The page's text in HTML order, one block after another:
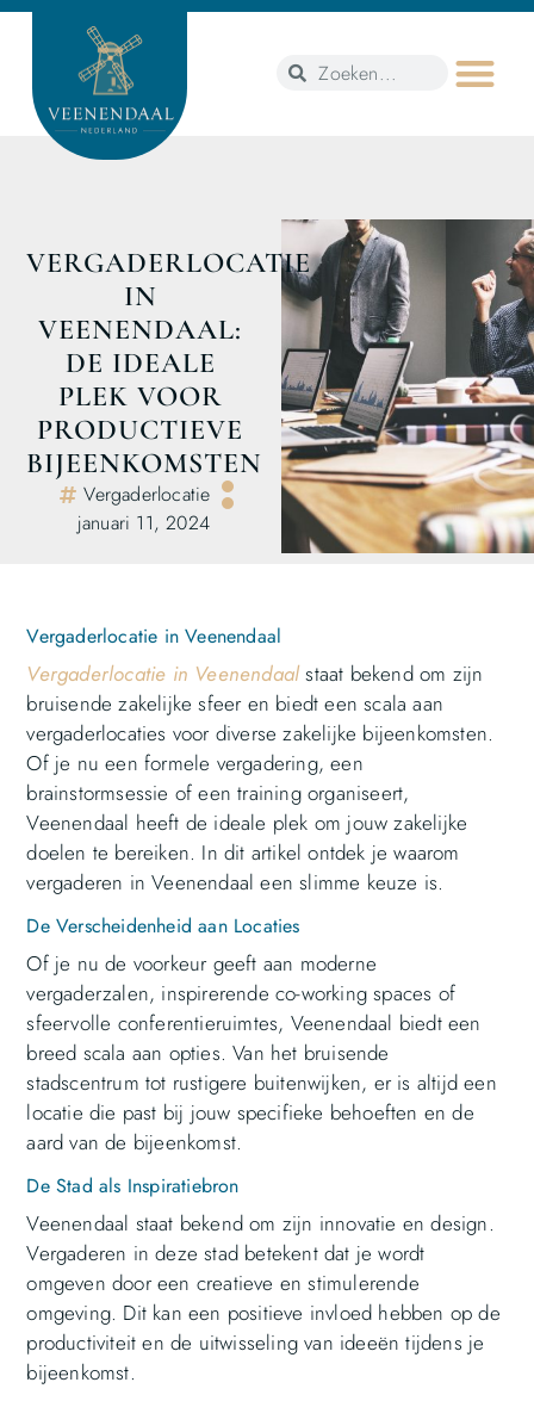
VERGADERLOCATIE
IN
VEENENDAAL:
DE IDEALE
PLEK VOOR
PRODUCTIEVE
BIJEENKOMSTEN
Vergaderlocatie
januari 11, 2024
Vergaderlocatie in Veenendaal
Vergaderlocatie in Veenendaalstaat bekend om zijn
bruisende zakelijke sfeer en biedt een scala aan
vergaderlocaties voor diverse zakelijke bijeenkomsten.
Of je nu een formele vergadering, een
brainstormsessie of een training organiseert,
Veenendaal heeft de ideale plek om jouw zakelijke
doelen te bereiken. In dit artikel ontdek je waarom
vergaderen in Veenendaal een slimme keuze is.
De Verscheidenheid aan Locaties
Of je nu de voorkeur geeft aan moderne
vergaderzalen, inspirerende co-working spaces of
sfeervolle conferentieruimtes, Veenendaal biedt een
breed scala aan opties. Van het bruisende
stadscentrum tot rustigere buitenwijken, er is altijd een
locatie die past bij jouw specifieke behoeften en de
aard van de bijeenkomst.
De Stad als Inspiratiebron
Veenendaal staat bekend om zijn innovatie en design.
Vergaderen in deze stad betekent dat je wordt
omgeven door een creatieve en stimulerende
omgeving. Dit kan een positieve invloed hebben op de
productiviteit en de uitwisseling van ideeën tijdens je
bijeenkomst.